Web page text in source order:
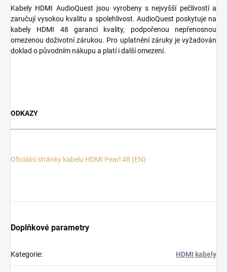
Kabely HDMI AudioQuest jsou vyrobeny s nejvyšší pečlivostí a
zaručují vysokou kvalitu a spolehlivost. AudioQuest poskytuje na
kabely HDMI 48 garanci kvality, podpořenou nepřenosnou
omezenou doživotní zárukou. Pro uplatnění záruky je vyžadován
doklad o původním nákupu a platí i další omezení.
ODKAZY
Oficiální stránky kabelu HDMI Pearl 48 (EN)
Doplňkové parametry
Kategorie: HDMI kabely